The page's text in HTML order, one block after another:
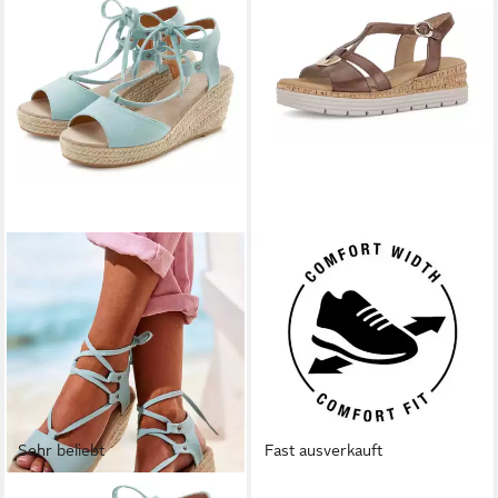
Sehr beliebt Fast ausverkauft